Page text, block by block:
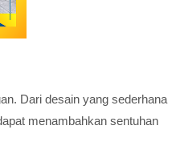
Dari desain yang sederhana
menambahkan sentuhan